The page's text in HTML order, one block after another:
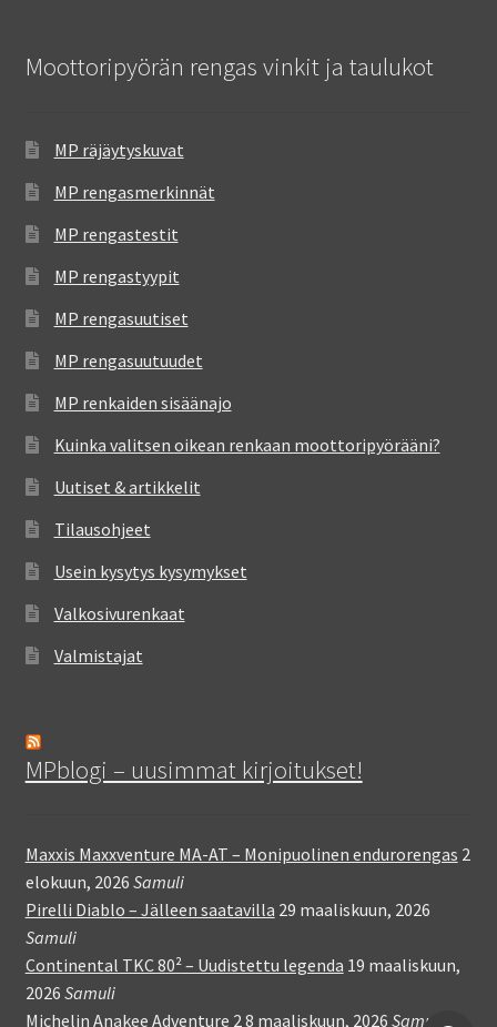
Moottoripyörän rengas vinkit ja taulukot
MP räjäytyskuvat
MP rengasmerkinnät
MP rengastestit
MP rengastyypit
MP rengasuutiset
MP rengasuutuudet
MP renkaiden sisäänajo
Kuinka valitsen oikean renkaan moottoripyörääni?
Uutiset & artikkelit
Tilausohjeet
Usein kysytys kysymykset
Valkosivurenkaat
Valmistajat
MPblogi – uusimmat kirjoitukset!
Maxxis Maxxventure MA-AT – Monipuolinen endurorengas 2
elokuun, 2026 Samuli
Pirelli Diablo – Jälleen saatavilla 29 maaliskuun, 2026
Samuli
Continental TKC 80² – Uudistettu legenda 19 maaliskuun,
2026 Samuli
Michelin Anakee Adventure 2 8 maaliskuun, 2026 Samuli